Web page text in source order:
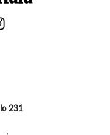
231